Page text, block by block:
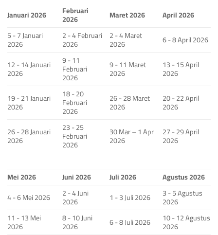
Januari 2026 Februari
2026 Maret 2026
April 2026
5 - 7 Januari
2026
2 - 4 Februari
2026
2 - 4 Maret
2026
6 - 8 April 2026
12 - 14 Januari
2026
9 - 11
Februari
2026
9 - 11 Maret
2026
13 - 15 April
2026
19 - 21 Januari
2026
18 - 20
Februari
2026
26 - 28 Maret
2026
20 - 22 April
2026
26 - 28 Januari
2026
23 - 25
Februari
2026
30 Mar – 1 Apr
2026
27 - 29 April
2026
Mei 2026 Juni 2026 Juli 2026
Agustus 2026
4 - 6 Mei 2026
2 - 4 Juni
2026 1 - 3 Juli 2026 3 - 5 Agustus
2026
11 - 13 Mei
2026
8 - 10 Juni
2026 6 - 8 Juli 2026 10 - 12 Agustus
2026